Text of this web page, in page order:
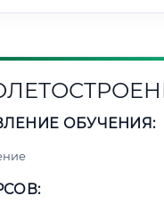
ОБУЧЕНИЯ: